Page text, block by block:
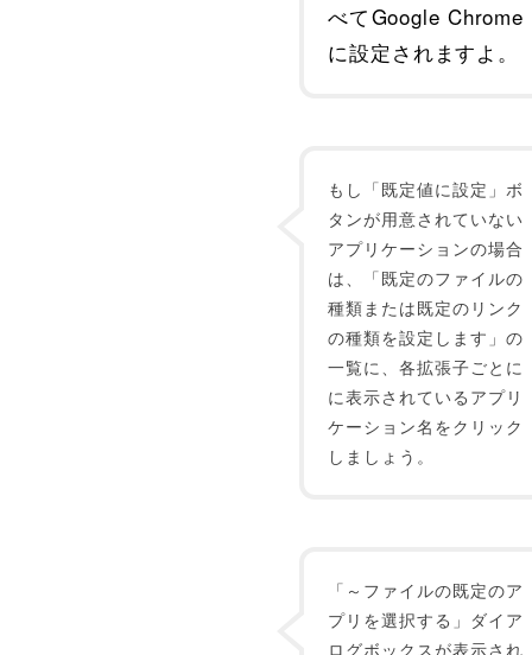
べてGoogle Chrome
に設定されますよ。
もし「既定値に設定」ボ
タンが用意されていない
アプリケーションの場合
は、「既定のファイルの
種類または既定のリンク
の種類を設定します」の
一覧に、各拡張子ごとに
に表示されているアプリ
ケーション名をクリック
しましょう。
「～ファイルの既定のア
プリを選択する」ダイア
ログボックスが表示され